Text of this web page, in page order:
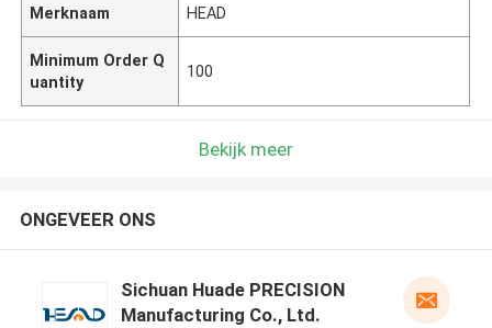
Merknaam HEAD
Minimum Order Q
uantity
100
Bekijk meer
ONGEVEER ONS
Sichuan Huade PRECISION
Manufacturing Co., Ltd.